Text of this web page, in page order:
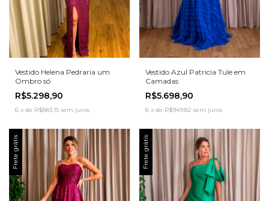
Vestido Helena Pedraria um
Ombro só
R$5.298,90
6 x de R$883,15 sem juros
Vestido Azul Patricia Tule em
Camadas
R$5.698,90
6 x de R$949,82 sem juros
Frete grátis Frete grátis